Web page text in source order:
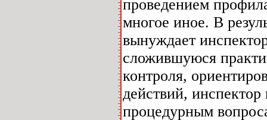
проведением
многое иное. В
вынуждает
сложившуюся
контроля,
действий,
процедурным